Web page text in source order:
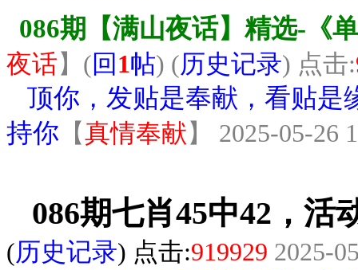
086期【满山夜话】精选-《
夜话 】 (回 1帖) (历史记录) 点击:
顶你，发贴是奉献，看贴是
持你 【真情奉献 】 2025-05-26
086期七肖45中42，活
(历史记录) 点击:919929 2025-